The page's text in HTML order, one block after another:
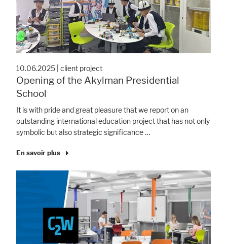
10.06.2025 client project
Opening of the Akylman Presidential
School
It is with pride and great pleasure that we report on an
outstanding international education project that has not only
symbolic but also strategic significance …
En savoir plus